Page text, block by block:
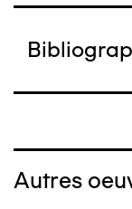
Autres